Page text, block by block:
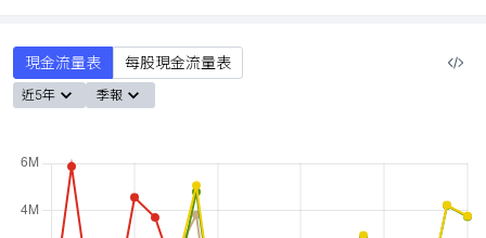
現金流量表 每股現金流量表
近5年 季報